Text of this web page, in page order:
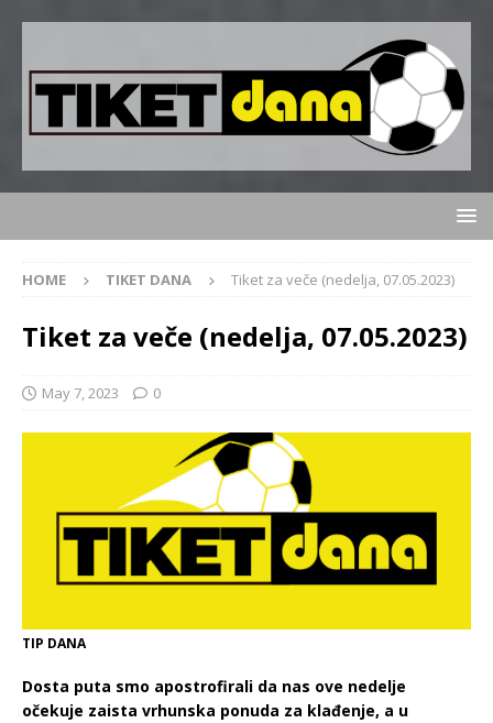
HOME TIKET DANA Tiket za veče (nedelja, 07.05.2023)
Tiket za veče (nedelja, 07.05.2023)
May 7, 2023 0
TIP DANA
Dosta puta smo apostrofirali da nas ove nedelje
očekuje zaista vrhunska ponuda za klađenje, a u